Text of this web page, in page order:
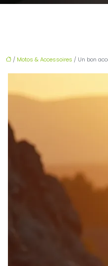
/ Motos & Accessoires / Un bon